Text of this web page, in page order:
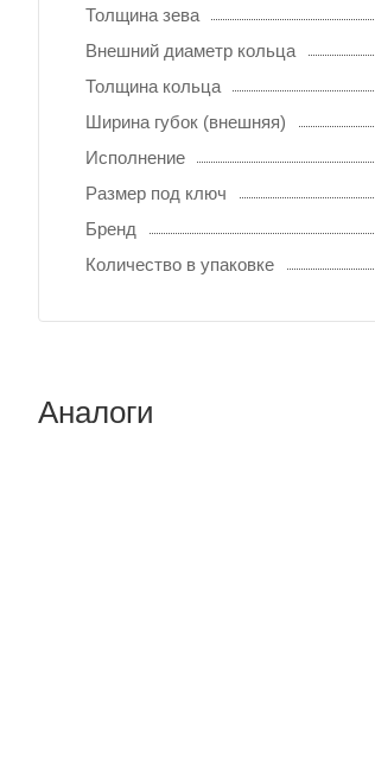
Толщина зева
Внешний диаметр кольца
Толщина кольца
Ширина губок (внешняя)
Исполнение
Размер под ключ
Бренд
Количество в упаковке
Аналоги